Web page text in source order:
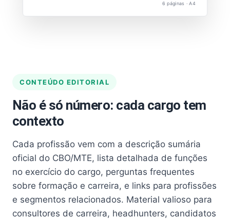
6 páginas · A4
CONTEÚDO EDITORIAL
Não é só número: cada cargo tem
contexto
Cada profissão vem com a descrição sumária
oficial do CBO/MTE, lista detalhada de funções
no exercício do cargo, perguntas frequentes
sobre formação e carreira, e links para profissões
e segmentos relacionados. Material valioso para
consultores de carreira, headhunters, candidatos